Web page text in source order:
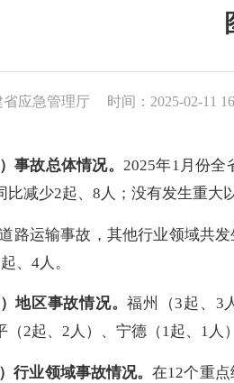
应急管理厅 时间：2025-02-11
）事故总体情况。 2025年1月份全
比减少2起、8 人；没有发生重大
路运输事故，其他行业领域共
、4人 。
）地区事故情况。福州（3起、3
（2起、 2 人） 、宁德（1起、1人
）行业领域事故情况。在12个重点